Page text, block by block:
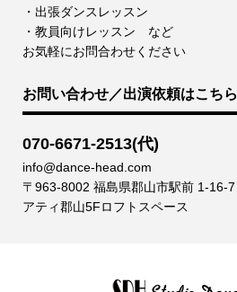
・出張ダンスレッスン
・教員向けレッスン など
お気軽にお問合わせください
お問い合わせ／出演依頼はこちら
070-6671-2513(代)
info@dance-head.com
〒963-8002 福島県郡山市駅前 1-16-7
アティ郡山5Fロフトスペース